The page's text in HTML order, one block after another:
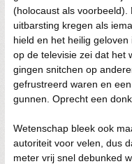
(holocaust als voorbeeld).
uitbarsting kregen als
hield en het heilig
op de televisie zei dat het
gingen snitchen op
gefrustreerd waren en
gunnen. Oprecht een
Wetenschap bleek ook
autoriteit voor velen, dus
meter vrij snel debunked